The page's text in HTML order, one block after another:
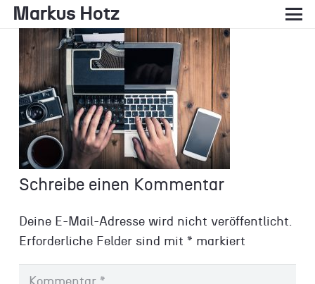
Markus Hotz
Schreibe einen Kommentar
Deine E-Mail-Adresse wird nicht veröffentlicht.
Erforderliche Felder sind mit * markiert